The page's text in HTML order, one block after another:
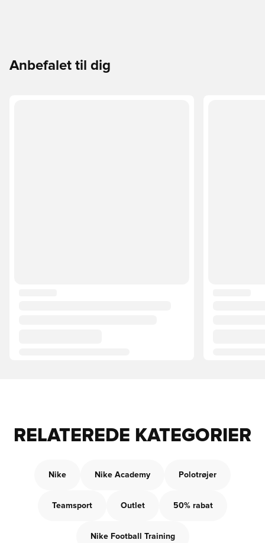
Anbefalet til dig
RELATEREDE KATEGORIER
Nike Nike Academy Polotrøjer
Teamsport Outlet 50% rabat
Nike Football Training